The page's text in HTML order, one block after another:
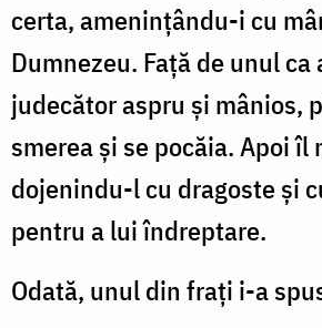
certa, ameninţându-i cu
Dumnezeu. Faţă de unul ca
judecător aspru şi mânios,
smerea şi se pocăia. Apoi îl
dojenindu-l cu dragoste şi
pentru a lui îndreptare.
Odată, unul din fraţi i-a